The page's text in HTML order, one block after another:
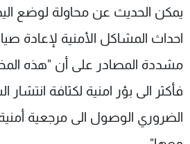
يمكن الحديث عن محاولة لوضع
احداث المشاكل الأمنية لإعادة
مشددة المصادر على أن "هذه
فأكثر الى بؤر امنية لكثافة انتشار
الضروري الوصول الى مرجعية